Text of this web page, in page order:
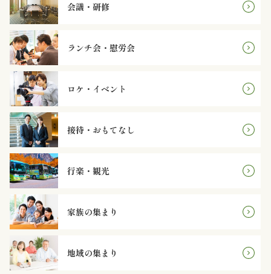
シ
ョ
ン
近
江
牛・
肉
メ
イ
ン
会議・研修
ランチ会・慰労会
ロケ・イベント
接待・おもてなし
行楽・観光
家族の集まり
地域の集まり